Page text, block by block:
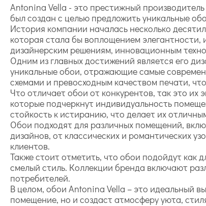
Antonina Vella - это престижный
был создан с целью предложить уникальные
История компании началась несколько
которая стала бы воплощением
дизайнерским решениям, инновационным
Одним из главных достижений является его
уникальные обои, отражающие самые
схемами и превосходным качеством печати,
Что отличает обои от конкурентов, так это
которые подчеркнут индивидуальность
стойкость к истиранию, что делает их
Обои подходят для различных помещений,
дизайнов, от классических и романтических
клиентов.
Также стоит отметить, что обои подойдут как
смелый стиль. Коллекции бренда включают
потребителей.
В целом, обои Antonina Vella – это идеальный
помещение, но и создаст атмосферу уюта,